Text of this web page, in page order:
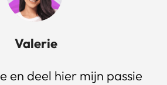
Valerie
en deel hier mijn passie